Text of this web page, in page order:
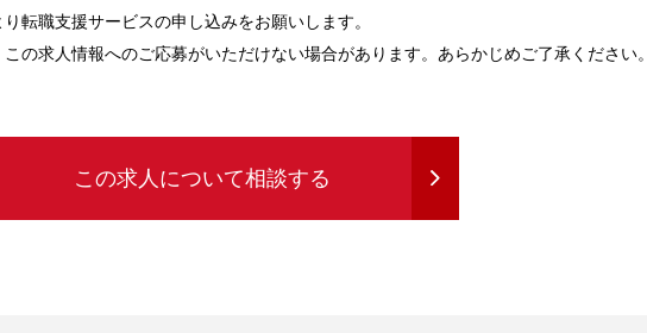
転職支援サービスの申し込みをお願いします。
の求人情報へのご応募がいただけない場合があります。あらかじめご了承ください。
この求人について相談する